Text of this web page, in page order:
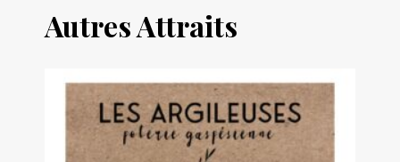
Autres Attraits